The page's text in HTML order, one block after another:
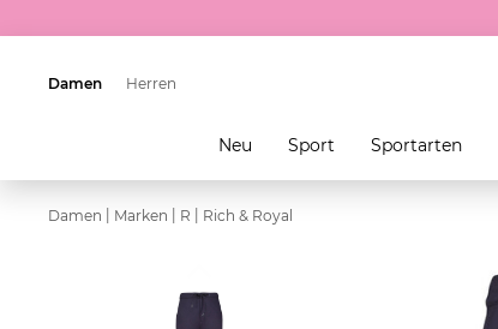
Damen
Neu Sport Sportarten
Herren
Damen Marken R Rich & Royal